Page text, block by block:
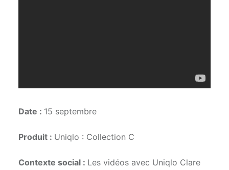
Date : 15 septembre
Produit : Uniqlo : Collection C
Contexte social : Les vidéos avec Uniqlo Clare